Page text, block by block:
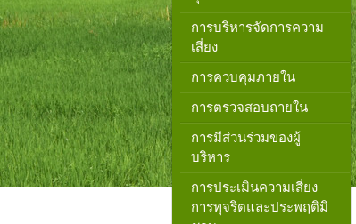
การบริหารจัดการความ
เสี่ยง
การควบคุมภายใน
การตรวจสอบถายใน
การมีส่วนร่วมของผู้
บริหาร
การประเมินความเสี่ยง
การทุจริตและประพฤติมิ